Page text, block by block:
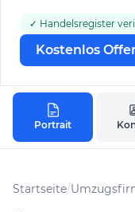
✓ Handelsregister
Kostenlos
Portrait
Startseite/